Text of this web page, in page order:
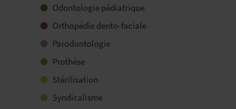
Odontologie pédiatrique
Orthopédie dento-faciale
Parodontologie
Prothèse
Stérilisation
Syndicalisme